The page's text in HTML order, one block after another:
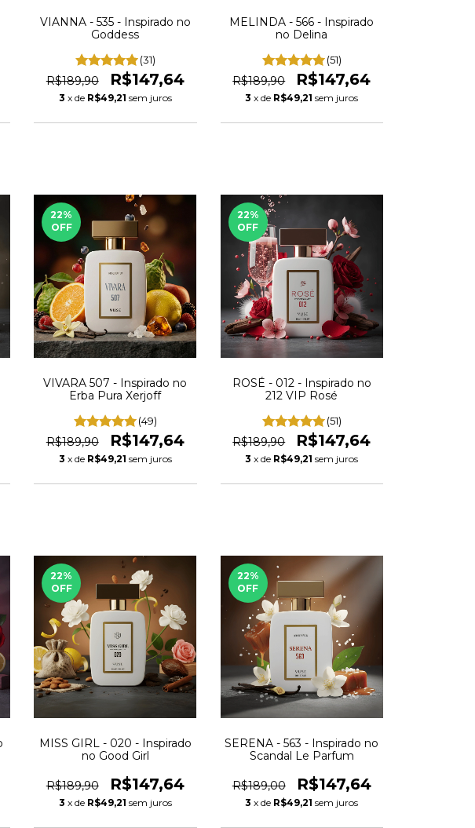
VIANNA - 535 - Inspirado no
Goddess
(31)
R$189,90 R$147,64
3 x de R$49,21 sem juros
MELINDA - 566 - Inspirado
no Delina
(51)
R$189,90 R$147,64
3 x de R$49,21 sem juros
22%
OFF
VIVARA 507 - Inspirado no
Erba Pura Xerjoff
(49)
R$189,90 R$147,64
3 x de R$49,21 sem juros
22%
OFF
ROSÉ - 012 - Inspirado no
212 VIP Rosé
(51)
R$189,90 R$147,64
3 x de R$49,21 sem juros
22%
OFF
MISS GIRL - 020 - Inspirado
no Good Girl
R$189,90 R$147,64
3 x de R$49,21 sem juros
22%
OFF
SERENA - 563 - Inspirado no
Scandal Le Parfum
R$189,00 R$147,64
3 x de R$49,21 sem juros